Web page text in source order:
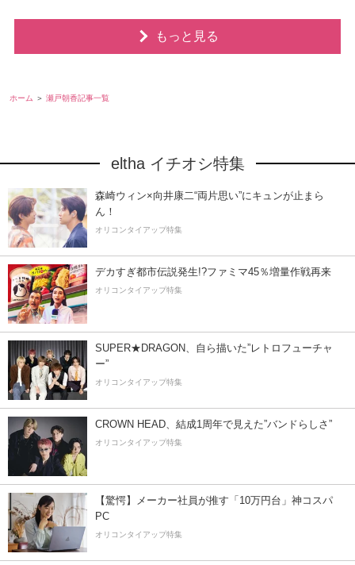
もっと見る
ホーム 瀬戸朝香記事一覧
eltha イチオシ特集
森崎ウィン×向井康二“両片思い”にキュンが止まら
ん！
オリコンタイアップ特集
デカすぎ都市伝説発生!?ファミマ45％増量作戦再来
オリコンタイアップ特集
SUPER★DRAGON、自ら描いた”レトロフューチャ
ー”
オリコンタイアップ特集
CROWN HEAD、結成1周年で見えた”バンドらしさ”
オリコンタイアップ特集
【驚愕】メーカー社員が推す「10万円台」神コスパ
PC
オリコンタイアップ特集